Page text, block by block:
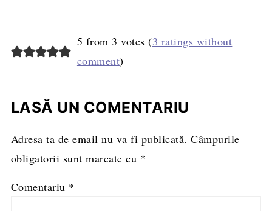
5 from 3 votes (3 ratings without
comment)
LASĂ UN COMENTARIU
Adresa ta de email nu va fi publicată. Câmpurile
obligatorii sunt marcate cu *
Comentariu *